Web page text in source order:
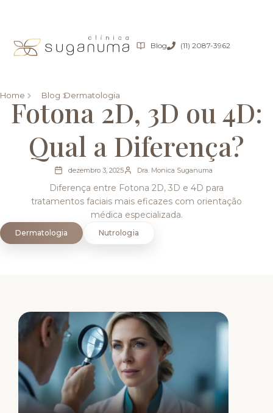
Blog (11) 2087-3962
Home Blog Dermatologia
Fotona 2D, 3D ou 4D:
Qual a Diferença?
dezembro 3, 2025 Dra. Monica Suganuma
Diferença entre Fotona 2D, 3D e 4D para
tratamentos faciais mais eficazes com orientação
médica especializada.
Dermatologia Nutrologia